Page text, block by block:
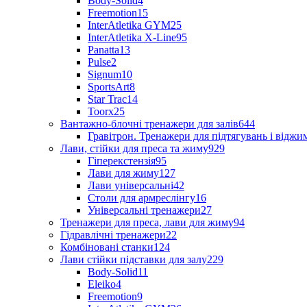
Freemotion15
InterAtletika GYM25
InterAtletika X-Line95
Panatta13
Pulse2
Signum10
SportsArt8
Star Trac14
Toorx25
Вантажно-блочні тренажери для залів644
Гравітрон. Тренажери для підтягувань і
Лави, стійки для преса та жиму929
Гіперекстензія95
Лави для жиму127
Лави універсальні42
Столи для армреслінгу16
Універсальні тренажери27
Тренажери для преса, лави для жиму94
Гідравлічні тренажери22
Комбіновані станки124
Лави стійки підставки для залу229
Body-Solid11
Eleiko4
Freemotion9